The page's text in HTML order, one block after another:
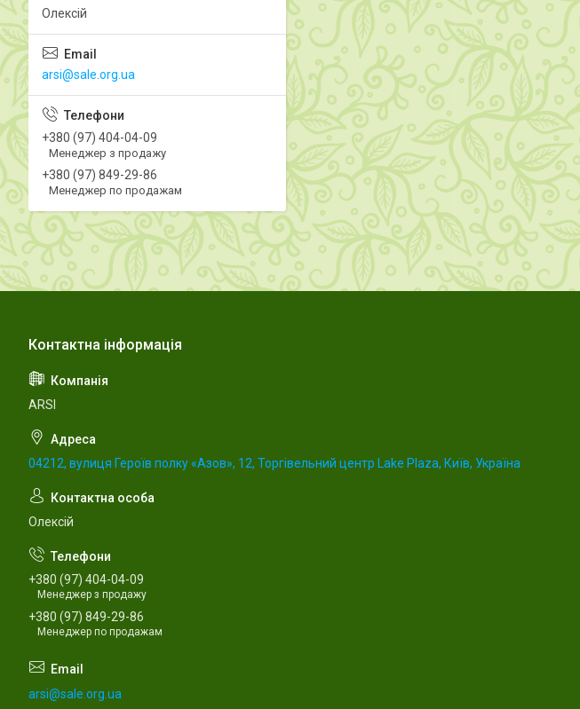
Олексій
arsi@sale.org.ua
+380 (97) 404-04-09
Менеджер з продажу
+380 (97) 849-29-86
Менеджер по продажам
ARSI
04212, вулиця Героїв полку «Азов», 12, Торгівельний центр Lake Plaza, Київ, Україна
Олексій
+380 (97) 404-04-09
Менеджер з продажу
+380 (97) 849-29-86
Менеджер по продажам
arsi@sale.org.ua